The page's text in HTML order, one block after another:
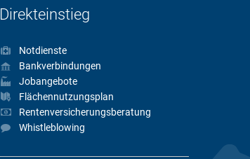
Direkteinstieg
Notdienste
Bankverbindungen
Jobangebote
Flächennutzungsplan
Rentenversicherungsberatung
Whistleblowing